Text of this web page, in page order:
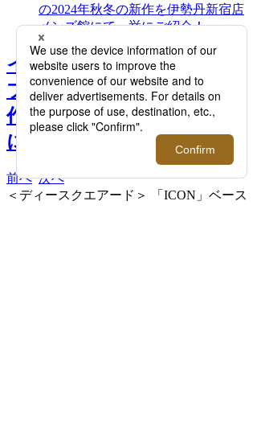
の2024年秋冬の新作を伊勢丹新宿店
メンズ館にて一挙にご紹介！
イタリア発ラグジュアリー
ブランドの2024年秋冬の新
作を伊勢丹新宿店メンズ館
にて一挙にご紹介！ >>
前へ 次へ
＜ディースクエアード＞ 「ICON」ベース